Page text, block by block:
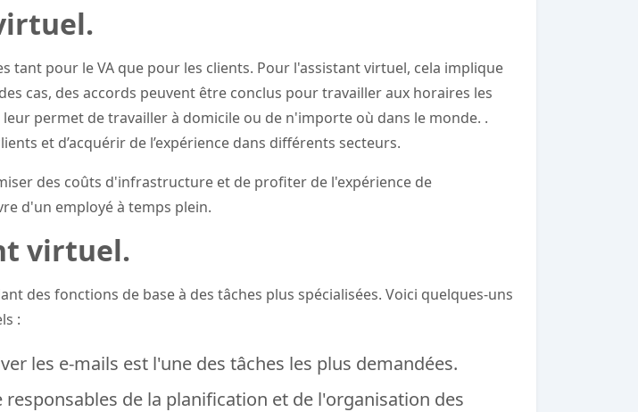
pour le VA que pour les clients. Pour l'assistant virtuel, cela implique
cas, des accords peuvent être conclus pour travailler aux horaires les
permet de travailler à domicile ou de n'importe où dans le monde. .
et d’acquérir de l’expérience dans différents secteurs.
des coûts d'infrastructure et de profiter de l'expérience de
d'un employé à temps plein.
virtuel.
des fonctions de base à des tâches plus spécialisées. Voici quelques-uns
:
les e-mails est l'une des tâches les plus demandées.
de la planification et de l'organisation des